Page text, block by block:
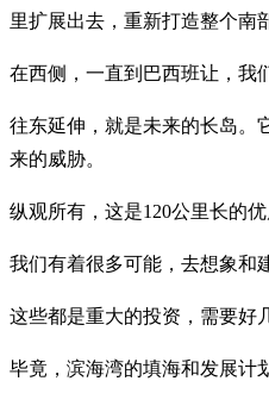
里扩展出去，重新打造整个南
在西侧，一直到巴西班让，我
往东延伸，就是未来的长岛。
来的威胁。
纵观所有，这是120公里长的优
我们有着很多可能，去想象和
这些都是重大的投资，需要好
毕竟，滨海湾的填海和发展计